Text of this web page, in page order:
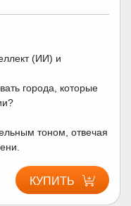
(ИИ) и
города, которые
тоном, отвечая
КУПИТЬ